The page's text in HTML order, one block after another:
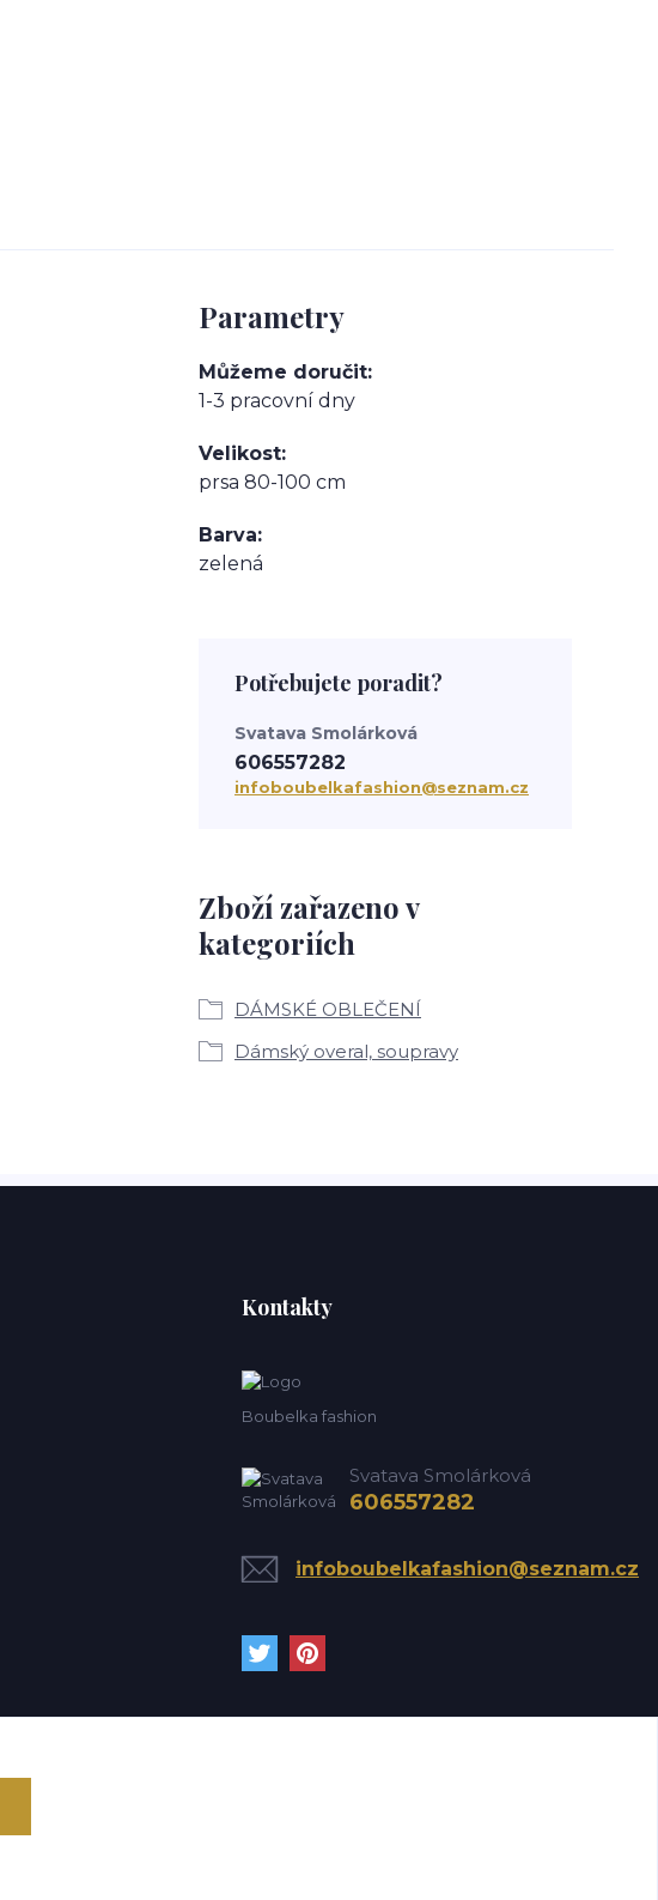
Parametry
Můžeme doručit
1-3 pracovní dny
Velikost
prsa 80-100 cm
Barva
zelená
Zboží zařazeno v
kategoriích
DÁMSKÉ OBLEČENÍ
Dámský overal, soupravy
Potřebujete poradit?
Svatava Smolárková
606557282
infoboubelkafashion@seznam.cz
Kontakty
Boubelka fashion
Svatava Smolárková
606557282
infoboubelkafashion@seznam.cz